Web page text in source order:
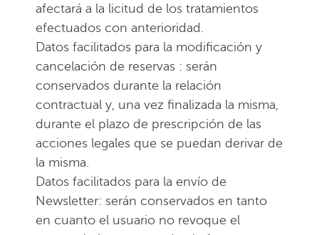
afectará a la licitud de los tratamientos
efectuados con anterioridad.
Datos facilitados para la modificación y
cancelación de reservas : serán
conservados durante la relación
contractual y, una vez finalizada la misma,
durante el plazo de prescripción de las
acciones legales que se puedan derivar de
la misma.
Datos facilitados para la envío de
Newsletter: serán conservados en tanto
en cuanto el usuario no revoque el